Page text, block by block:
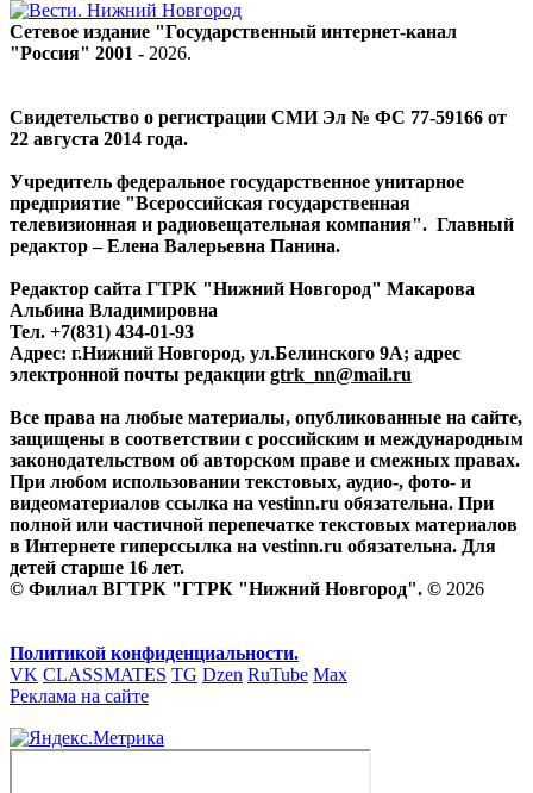
Сетевое издание "Государственный интернет-канал
"Россия" 2001 - 2026.
Свидетельство о регистрации СМИ Эл № ФС 77-59166 от
22 августа 2014 года.
Учредитель федеральное государственное унитарное
предприятие "Всероссийская государственная
телевизионная и радиовещательная компания". Главный
редактор – Елена Валерьевна Панина.
Редактор сайта ГТРК "Нижний Новгород" Макарова
Альбина Владимировна
Тел. +7(831) 434-01-93
Адрес: г.Нижний Новгород, ул.Белинского 9А; адрес
электронной почты редакции gtrk_nn@mail.ru
Все права на любые материалы, опубликованные на сайте,
защищены в соответствии с российским и международным
законодательством об авторском праве и смежных правах.
При любом использовании текстовых, аудио-, фото- и
видеоматериалов ссылка на vestinn.ru обязательна. При
полной или частичной перепечатке текстовых материалов
в Интернете гиперссылка на vestinn.ru обязательна. Для
детей старше 16 лет.
© Филиал ВГТРК "ГТРК "Нижний Новгород". © 2026
Политикой конфиденциальности.
VK CLASSMATES TG Dzen RuTube Max
Реклама на сайте